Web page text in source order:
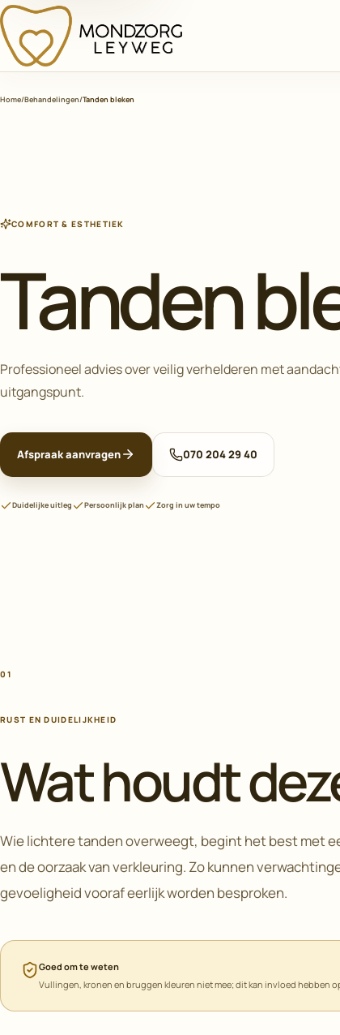
MONDZORG
LEYWEG
Home/Behandelingen/Tanden bleken
COMFORT & ESTHETIEK
Tanden
Professioneel advies over veilig verhelderen met
uitgangspunt.
Afspraak aanvragen 070 204 29 40
Duidelijke uitleg Persoonlijk plan Zorg in uw tempo
01
RUST EN DUIDELIJKHEID
Wat houdt
Wie lichtere tanden overweegt, begint het best met
en de oorzaak van verkleuring. Zo kunnen
gevoeligheid vooraf eerlijk worden besproken.
Goed om te weten
Vullingen, kronen en bruggen kleuren niet mee; dit kan invloed hebben